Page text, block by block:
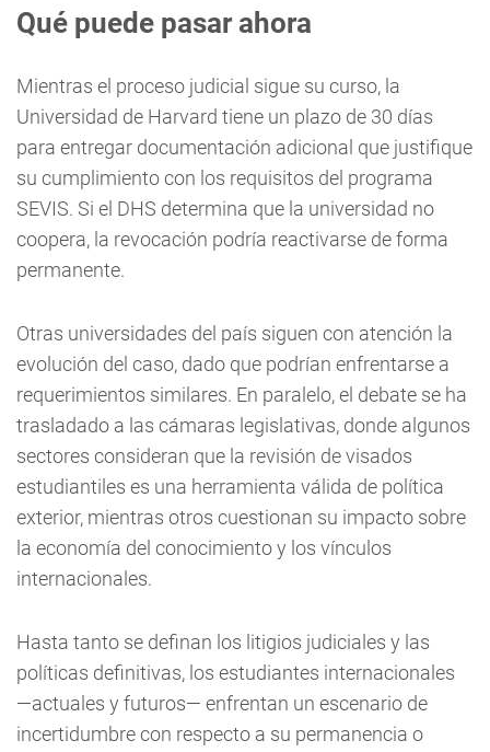
Qué puede pasar ahora
Mientras el proceso judicial sigue su curso, la
Universidad de Harvard tiene un plazo de 30 días
para entregar documentación adicional que justifique
su cumplimiento con los requisitos del programa
SEVIS. Si el DHS determina que la universidad no
coopera, la revocación podría reactivarse de forma
permanente.
Otras universidades del país siguen con atención la
evolución del caso, dado que podrían enfrentarse a
requerimientos similares. En paralelo, el debate se ha
trasladado a las cámaras legislativas, donde algunos
sectores consideran que la revisión de visados
estudiantiles es una herramienta válida de política
exterior, mientras otros cuestionan su impacto sobre
la economía del conocimiento y los vínculos
internacionales.
Hasta tanto se definan los litigios judiciales y las
políticas definitivas, los estudiantes internacionales
—actuales y futuros— enfrentan un escenario de
incertidumbre con respecto a su permanencia o